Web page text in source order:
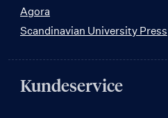
Agora
Scandinavian University Press
Kundeservice